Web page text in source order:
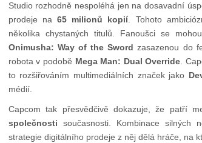
Studio rozhodně nespoléhá jen na dosavadní
prodeje na65 milionů kopií. Tohoto
několika chystaných titulů. Fanoušci se
Onimusha: Way of the Sword zasazenou do
robota v podobě Mega Man: Dual Override.
to rozšiřováním multimediálních značek jako
médií.
Capcom tak přesvědčivě dokazuje, že patří
společnosti současnosti. Kombinace silných
strategie digitálního prodeje z něj dělá hráče, na